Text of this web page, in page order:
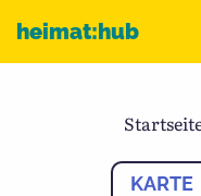
heimat:hub
KARTE